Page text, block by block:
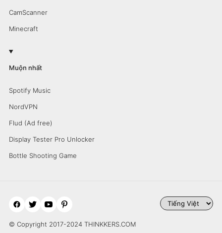
CamScanner
Minecraft
Muộn nhất
Spotify Music
NordVPN
Flud (Ad free)
Display Tester Pro Unlocker
Bottle Shooting Game
© Copyright 2017-2024 THINKKERS.COM